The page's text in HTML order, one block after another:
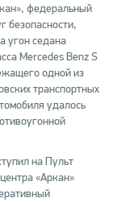
федеральный
безопасности,
угон седана
Mercedes Benz S
одной из
транспортных
удалось
на Пульт
«Аркан»